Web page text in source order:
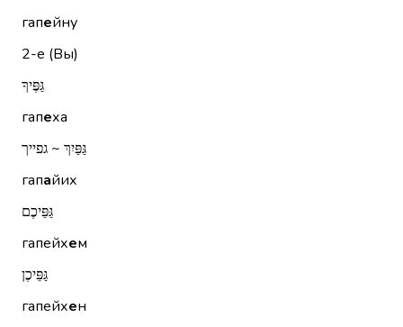
гапейну
2-е (Вы)
גַּפֶּיךָ
гапеха
גַּפַּיִךְ ~ גפייך
гапайих
גַּפֵּיכֶם
гапейхем
גַּפֵּיכֶן
гапейхен